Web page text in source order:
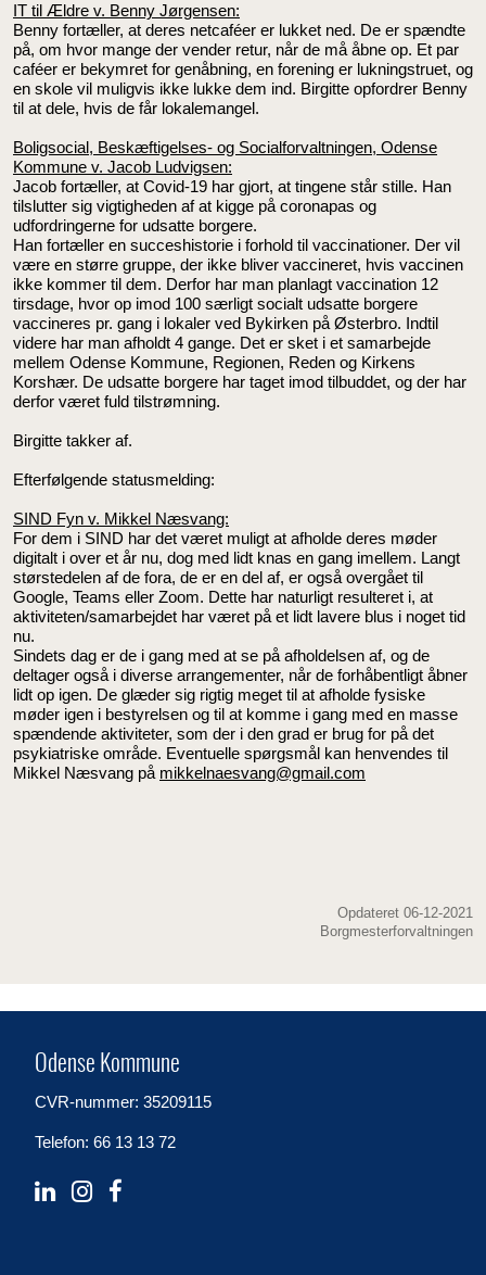
IT til Ældre v. Benny Jørgensen:
Benny fortæller, at deres netcaféer er lukket ned. De er spændte
på, om hvor mange der vender retur, når de må åbne op. Et par
caféer er bekymret for genåbning, en forening er lukningstruet, og
en skole vil muligvis ikke lukke dem ind. Birgitte opfordrer Benny
til at dele, hvis de får lokalemangel.
Boligsocial, Beskæftigelses- og Socialforvaltningen, Odense
Kommune v. Jacob Ludvigsen:
Jacob fortæller, at Covid-19 har gjort, at tingene står stille. Han
tilslutter sig vigtigheden af at kigge på coronapas og
udfordringerne for udsatte borgere.
Han fortæller en succeshistorie i forhold til vaccinationer. Der vil
være en større gruppe, der ikke bliver vaccineret, hvis vaccinen
ikke kommer til dem. Derfor har man planlagt vaccination 12
tirsdage, hvor op imod 100 særligt socialt udsatte borgere
vaccineres pr. gang i lokaler ved Bykirken på Østerbro. Indtil
videre har man afholdt 4 gange. Det er sket i et samarbejde
mellem Odense Kommune, Regionen, Reden og Kirkens
Korshær. De udsatte borgere har taget imod tilbuddet, og der har
derfor været fuld tilstrømning.
Birgitte takker af.
Efterfølgende statusmelding:
SIND Fyn v. Mikkel Næsvang:
For dem i SIND har det været muligt at afholde deres møder
digitalt i over et år nu, dog med lidt knas en gang imellem. Langt
størstedelen af de fora, de er en del af, er også overgået til
Google, Teams eller Zoom. Dette har naturligt resulteret i, at
aktiviteten/samarbejdet har været på et lidt lavere blus i noget tid
nu.
Sindets dag er de i gang med at se på afholdelsen af, og de
deltager også i diverse arrangementer, når de forhåbentligt åbner
lidt op igen. De glæder sig rigtig meget til at afholde fysiske
møder igen i bestyrelsen og til at komme i gang med en masse
spændende aktiviteter, som der i den grad er brug for på det
psykiatriske område. Eventuelle spørgsmål kan henvendes til
Mikkel Næsvang på mikkelnaesvang@gmail.com
Opdateret 06-12-2021
Borgmesterforvaltningen
Odense Kommune
CVR-nummer: 35209115
Telefon: 66 13 13 72